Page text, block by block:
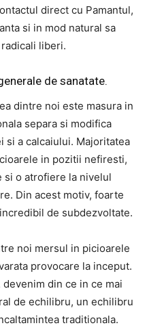
direct cu Pamantul,
si in mod natural sa
liberi.
de sanatate.
dintre noi este masura in
separa si modifica
si a calcaiului. Majoritatea
in pozitii nefiresti,
si o atrofiere la nivelul
Din acest motiv, foarte
de subdezvoltate.
noi mersul in picioarele
provocare la inceput.
din ce in ce mai
de echilibru, un echilibru
traditionala.